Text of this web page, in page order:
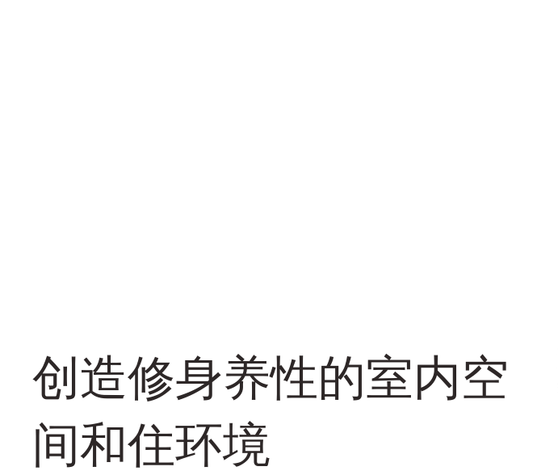
创造修身养性的室内空
间和住环境